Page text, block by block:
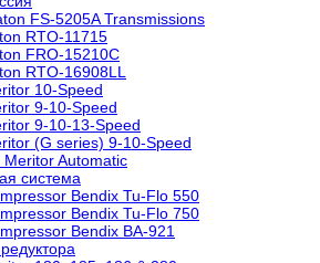
FS-5205A Transmissions
RTO-11715
FRO-15210C
RTO-16908LL
10-Speed
9-10-Speed
9-10-13-Speed
(G series) 9-10-Speed
Meritor Automatic
система
Bendix Tu-Flo 550
Bendix Tu-Flo 750
Bendix BA-921